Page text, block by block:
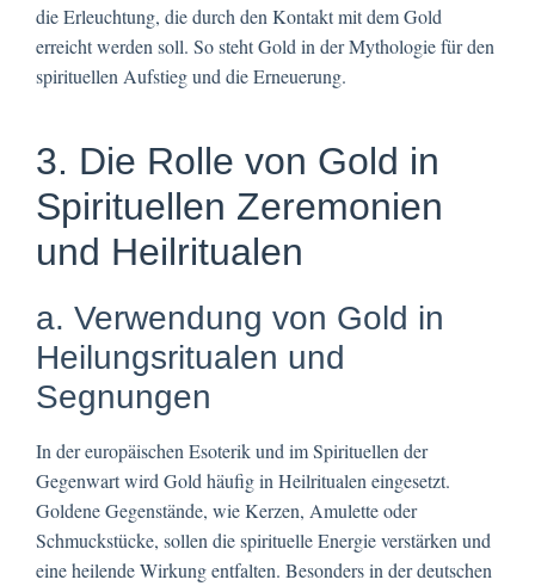
die Erleuchtung, die durch den Kontakt mit dem Gold
erreicht werden soll. So steht Gold in der Mythologie für den
spirituellen Aufstieg und die Erneuerung.
3. Die Rolle von Gold in
Spirituellen Zeremonien
und Heilritualen
a. Verwendung von Gold in
Heilungsritualen und
Segnungen
In der europäischen Esoterik und im Spirituellen der
Gegenwart wird Gold häufig in Heilritualen eingesetzt.
Goldene Gegenstände, wie Kerzen, Amulette oder
Schmuckstücke, sollen die spirituelle Energie verstärken und
eine heilende Wirkung entfalten. Besonders in der deutschen